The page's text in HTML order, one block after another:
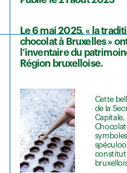
Le 6 mai 2025, « la
chocolat à Bruxelles »
l’inventaire du
Région bruxelloise.
Cette
de la
Capitale,